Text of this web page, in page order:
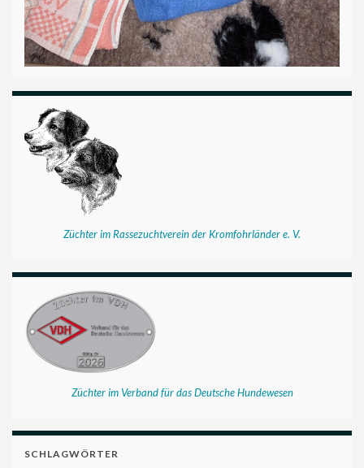
Züchter im Rassezuchtverein der Kromfohrländer e. V.
Züchter im Verband für das Deutsche Hundewesen
SCHLAGWÖRTER